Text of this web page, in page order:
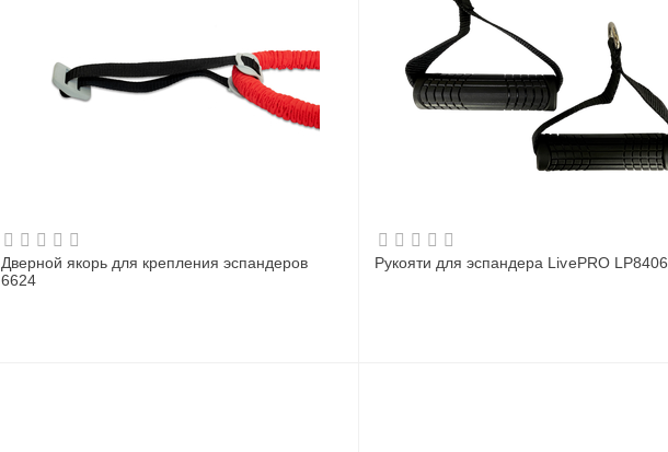
Дверной якорь для крепления эспандеров
6624
Рукояти для эспандера LivePRO LP8406